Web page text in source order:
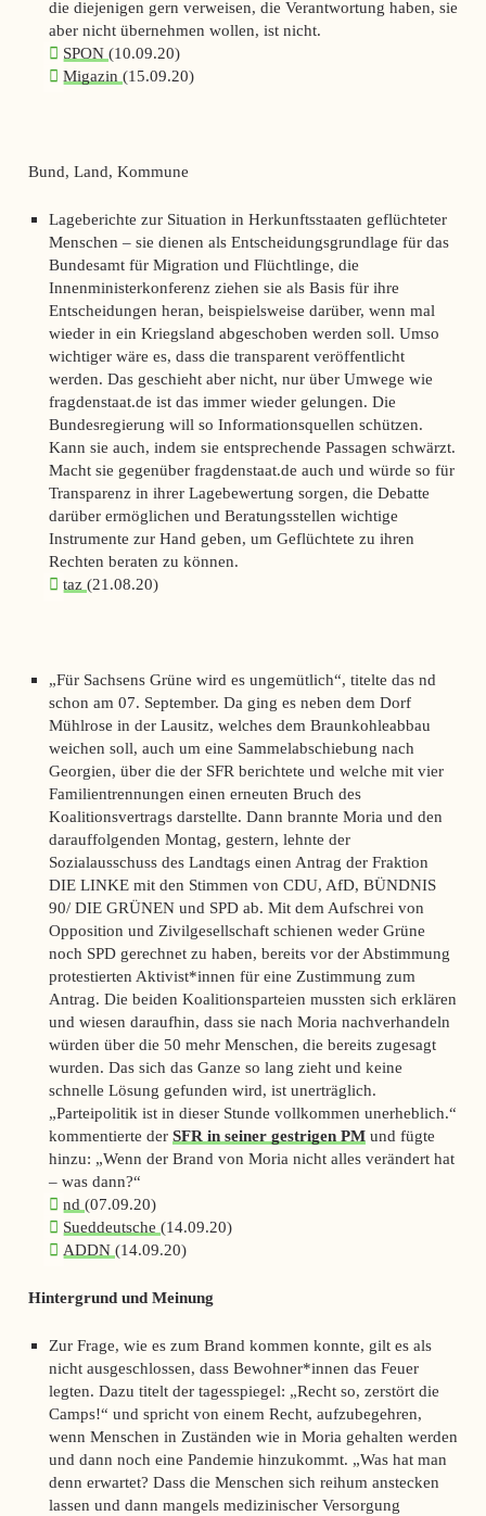
die diejenigen gern verweisen, die Verantwortung haben, sie
aber nicht übernehmen wollen, ist nicht.
SPON(10.09.20)
Migazin(15.09.20)
Bund, Land, Kommune
Lageberichte zur Situation in Herkunftsstaaten geflüchteter
Menschen – sie dienen als Entscheidungsgrundlage für das
Bundesamt für Migration und Flüchtlinge, die
Innenministerkonferenz ziehen sie als Basis für ihre
Entscheidungen heran, beispielsweise darüber, wenn mal
wieder in ein Kriegsland abgeschoben werden soll. Umso
wichtiger wäre es, dass die transparent veröffentlicht
werden. Das geschieht aber nicht, nur über Umwege wie
fragdenstaat.de ist das immer wieder gelungen. Die
Bundesregierung will so Informationsquellen schützen.
Kann sie auch, indem sie entsprechende Passagen schwärzt.
Macht sie gegenüber fragdenstaat.de auch und würde so für
Transparenz in ihrer Lagebewertung sorgen, die Debatte
darüber ermöglichen und Beratungsstellen wichtige
Instrumente zur Hand geben, um Geflüchtete zu ihren
Rechten beraten zu können.
taz(21.08.20)
„Für Sachsens Grüne wird es ungemütlich“, titelte das nd
schon am 07. September. Da ging es neben dem Dorf
Mühlrose in der Lausitz, welches dem Braunkohleabbau
weichen soll, auch um eine Sammelabschiebung nach
Georgien, über die der SFR berichtete und welche mit vier
Familientrennungen einen erneuten Bruch des
Koalitionsvertrags darstellte. Dann brannte Moria und den
darauffolgenden Montag, gestern, lehnte der
Sozialausschuss des Landtags einen Antrag der Fraktion
DIE LINKE mit den Stimmen von CDU, AfD, BÜNDNIS
90/ DIE GRÜNEN und SPD ab. Mit dem Aufschrei von
Opposition und Zivilgesellschaft schienen weder Grüne
noch SPD gerechnet zu haben, bereits vor der Abstimmung
protestierten Aktivist*innen für eine Zustimmung zum
Antrag. Die beiden Koalitionsparteien mussten sich erklären
und wiesen daraufhin, dass sie nach Moria nachverhandeln
würden über die 50 mehr Menschen, die bereits zugesagt
wurden. Das sich das Ganze so lang zieht und keine
schnelle Lösung gefunden wird, ist unerträglich.
„Parteipolitik ist in dieser Stunde vollkommen unerheblich.“
kommentierte der SFR in seiner gestrigen PMund fügte
hinzu: „Wenn der Brand von Moria nicht alles verändert hat
– was dann?“
nd(07.09.20)
Sueddeutsche(14.09.20)
ADDN(14.09.20)
Hintergrund und Meinung
Zur Frage, wie es zum Brand kommen konnte, gilt es als
nicht ausgeschlossen, dass Bewohner*innen das Feuer
legten. Dazu titelt der tagesspiegel: „Recht so, zerstört die
Camps!“ und spricht von einem Recht, aufzubegehren,
wenn Menschen in Zuständen wie in Moria gehalten werden
und dann noch eine Pandemie hinzukommt. „Was hat man
denn erwartet? Dass die Menschen sich reihum anstecken
lassen und dann mangels medizinischer Versorgung